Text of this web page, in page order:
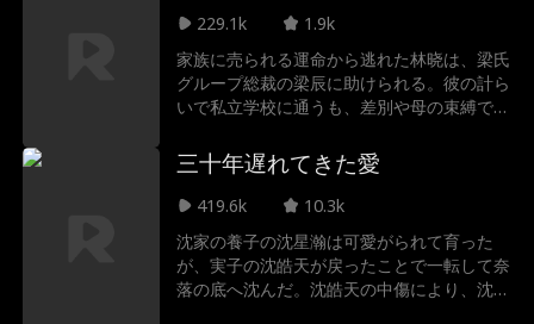
229.1k
1.9k
家族に売られる運命から逃れた林晓は、梁氏
グループ総裁の梁辰に助けられる。彼の計ら
いで私立学校に通うも、差別や母の束縛でバ
会し、二人は次第に惹かれ合っていく。
三十年遅れてきた愛
419.6k
10.3k
沈家の養子の沈星瀚は可愛がられて育った
が、実子の沈皓天が戻ったことで一転して奈
落の底へ沈んだ。沈皓天の中傷により、沈星